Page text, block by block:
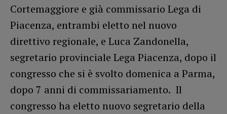
Cortemaggiore e già commissario Lega di
Piacenza, entrambi eletto nel nuovo
direttivo regionale, e Luca Zandonella,
segretario provinciale Lega Piacenza, dopo il
congresso che si è svolto domenica a Parma,
dopo 7 anni di commissariamento. Il
congresso ha eletto nuovo segretario della